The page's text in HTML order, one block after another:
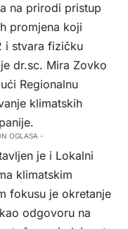
na prirodi pristup
promjena koji
i stvara fizičku
dr.sc. Mira Zovko
Regionalnu
klimatskih
OGLASA -
je i Lokalni
klimatskim
fokusu je okretanje
odgovoru na